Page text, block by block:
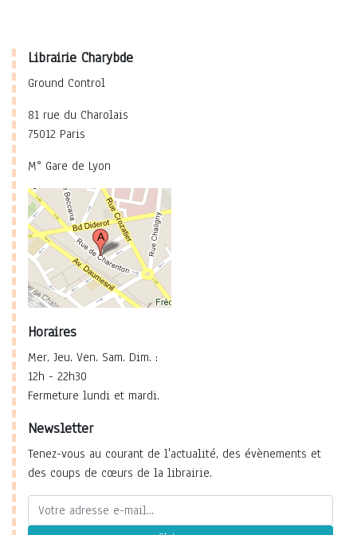
Librairie Charybde
Ground Control
81 rue du Charolais
75012 Paris
M° Gare de Lyon
Horaires
Mer. Jeu. Ven. Sam. Dim. :
12h - 22h30
Fermeture lundi et mardi.
Newsletter
Tenez-vous au courant de l'actualité, des évènements et
des coups de cœurs de la librairie.